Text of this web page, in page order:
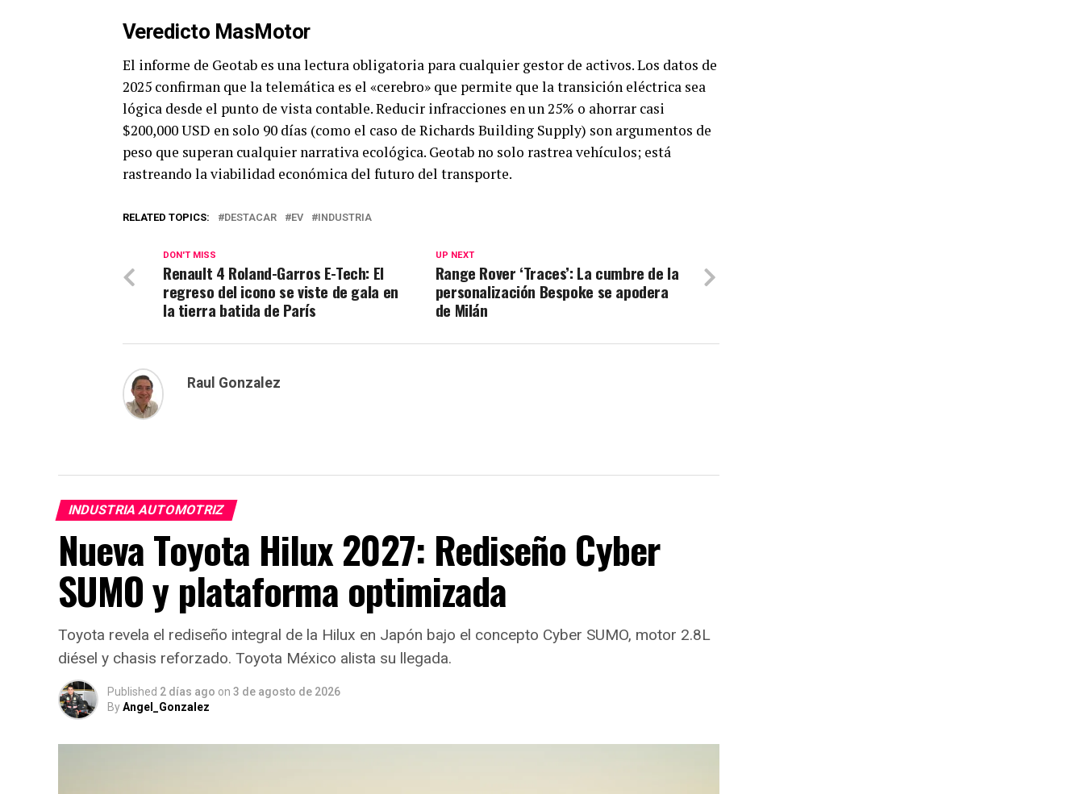
Veredicto MasMotor
El informe de Geotab es una lectura obligatoria para cualquier gestor de activos. Los datos de
2025 confirman que la telemática es el «cerebro» que permite que la transición eléctrica sea
lógica desde el punto de vista contable. Reducir infracciones en un 25% o ahorrar casi
$200,000 USD en solo 90 días (como el caso de Richards Building Supply) son argumentos de
peso que superan cualquier narrativa ecológica. Geotab no solo rastrea vehículos; está
rastreando la viabilidad económica del futuro del transporte.
RELATED TOPICS: DESTACAR EV INDUSTRIA
UP NEXT
Range Rover ‘Traces’: La cumbre de la
personalización Bespoke se apodera
de Milán
DON'T MISS
Renault 4 Roland-Garros E-Tech: El
regreso del icono se viste de gala en
la tierra batida de París
Raul Gonzalez
INDUSTRIA AUTOMOTRIZ
Nueva Toyota Hilux 2027: Rediseño Cyber
SUMO y plataforma optimizada
Toyota revela el rediseño integral de la Hilux en Japón bajo el concepto Cyber SUMO, motor 2.8L
diésel y chasis reforzado. Toyota México alista su llegada.
Published 2 días ago on 3 de agosto de 2026
ByAngel_Gonzalez